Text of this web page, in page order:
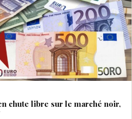
chute libre sur le marché noir,